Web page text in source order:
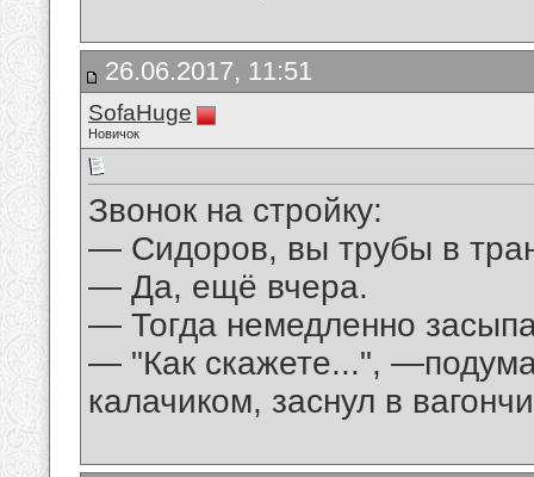
26.06.2017, 11:51
SofaHuge
Новичок
Звонок на стройку:
— Сидоров, вы трубы в
— Да, ещё вчера.
— Тогда немедленно
— "Как скажете...",
калачиком, заснул в